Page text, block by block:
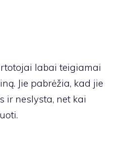
labai teigiamai
Jie pabrėžia, kad jie
ir neslysta, net kai